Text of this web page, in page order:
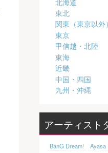
東北
関東（東京以外）
東京
甲信越・北陸
東海
近畿
中国・四国
九州・沖縄
アーティスト
BanG Dream! Ayasa